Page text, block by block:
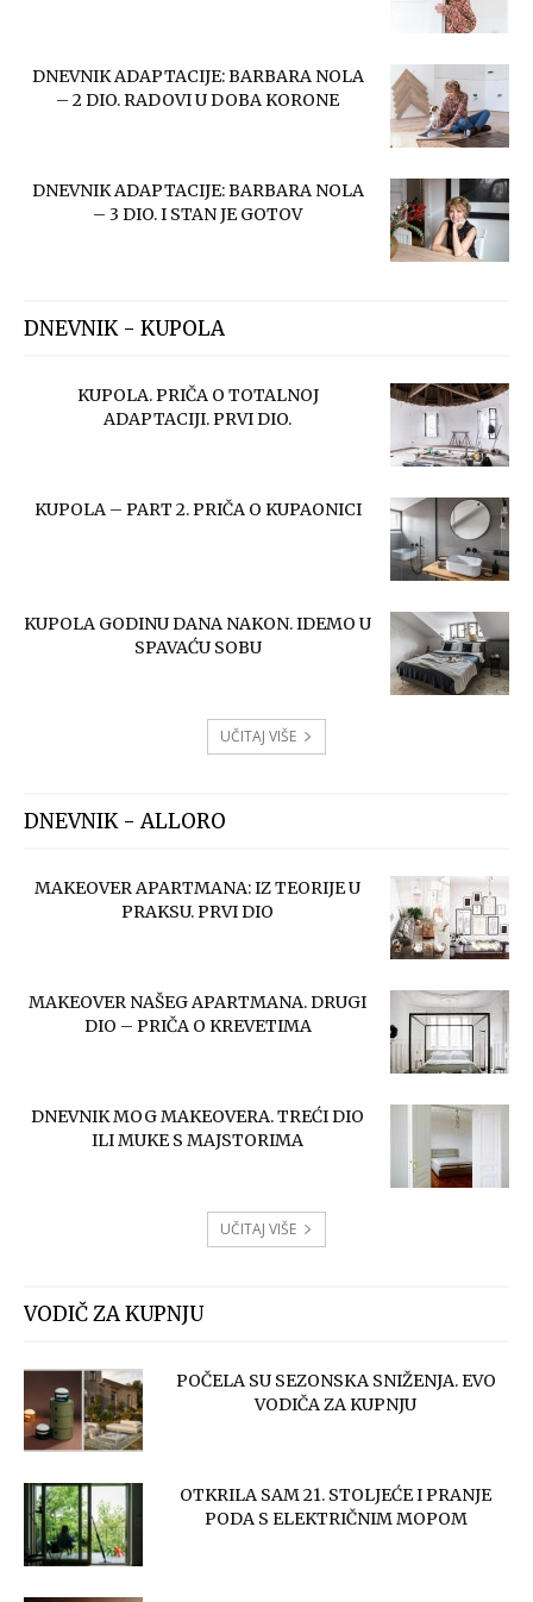
DNEVNIK ADAPTACIJE: BARBARA NOLA
– 2 DIO. RADOVI U DOBA KORONE
DNEVNIK ADAPTACIJE: BARBARA NOLA
– 3 DIO. I STAN JE GOTOV
DNEVNIK - KUPOLA
KUPOLA. PRIČA O TOTALNOJ
ADAPTACIJI. PRVI DIO.
KUPOLA – PART 2. PRIČA O KUPAONICI
KUPOLA GODINU DANA NAKON. IDEMO U
SPAVAĆU SOBU
UČITAJ VIŠE
DNEVNIK - ALLORO
MAKEOVER APARTMANA: IZ TEORIJE U
PRAKSU. PRVI DIO
MAKEOVER NAŠEG APARTMANA. DRUGI
DIO – PRIČA O KREVETIMA
DNEVNIK MOG MAKEOVERA. TREĆI DIO
ILI MUKE S MAJSTORIMA
UČITAJ VIŠE
VODIČ ZA KUPNJU
POČELA SU SEZONSKA SNIŽENJA. EVO
VODIČA ZA KUPNJU
OTKRILA SAM 21. STOLJEĆE I PRANJE
PODA S ELEKTRIČNIM MOPOM